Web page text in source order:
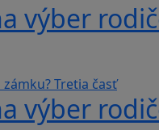
výber
výber